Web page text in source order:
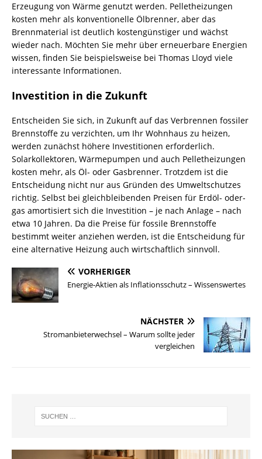
Erzeugung von Wärme genutzt werden. Pelletheizungen
kosten mehr als konventionelle Ölbrenner, aber das
Brennmaterial ist deutlich kostengünstiger und wächst
wieder nach. Möchten Sie mehr über erneuerbare Energien
wissen, finden Sie beispielsweise bei Thomas Lloyd viele
interessante Informationen.
Investition in die Zukunft
Entscheiden Sie sich, in Zukunft auf das Verbrennen fossiler
Brennstoffe zu verzichten, um Ihr Wohnhaus zu heizen,
werden zunächst höhere Investitionen erforderlich.
Solarkollektoren, Wärmepumpen und auch Pelletheizungen
kosten mehr, als Öl- oder Gasbrenner. Trotzdem ist die
Entscheidung nicht nur aus Gründen des Umweltschutzes
richtig. Selbst bei gleichbleibenden Preisen für Erdöl- oder-
gas amortisiert sich die Investition – je nach Anlage – nach
etwa 10 Jahren. Da die Preise für fossile Brennstoffe
bestimmt weiter anziehen werden, ist die Entscheidung für
eine alternative Heizung auch wirtschaftlich sinnvoll.
VORHERIGER
Energie-Aktien als Inflationsschutz – Wissenswertes
NÄCHSTER
Stromanbieterwechsel – Warum sollte jeder
vergleichen